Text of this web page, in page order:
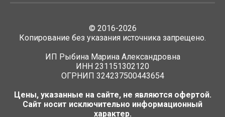
© 2016-2026
Копирование без указания источника запрещено.
ИП Рыбина Марина Александровна
ИНН 231151302120
ОГРНИП 324237500443654
Цены, указанные на сайте, не являются офертой.
Сайт носит исключительно информационный
характер.